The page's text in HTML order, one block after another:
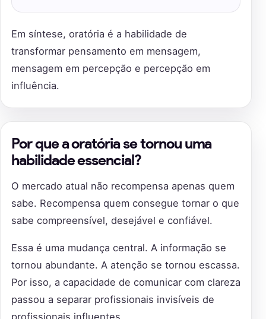
Em síntese, oratória é a habilidade de
transformar pensamento em mensagem,
mensagem em percepção e percepção em
influência.
Por que a oratória se tornou uma
habilidade essencial?
O mercado atual não recompensa apenas quem
sabe. Recompensa quem consegue tornar o que
sabe compreensível, desejável e confiável.
Essa é uma mudança central. A informação se
tornou abundante. A atenção se tornou escassa.
Por isso, a capacidade de comunicar com clareza
passou a separar profissionais invisíveis de
profissionais influentes.